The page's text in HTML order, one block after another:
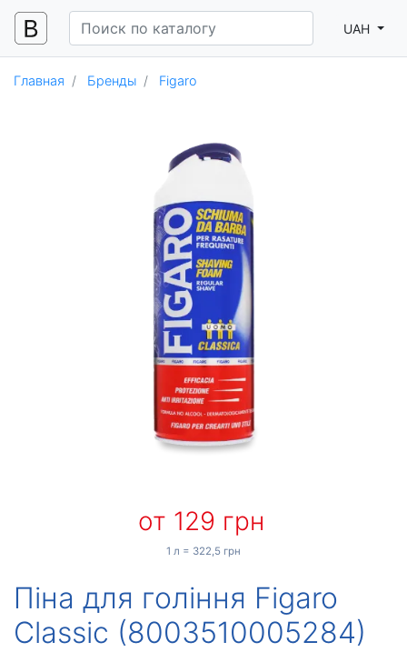
UAH
Главная Бренды Figaro
Піна для гоління Figaro
Classic (8003510005284)
от 129 грн
1 л = 322,5 грн